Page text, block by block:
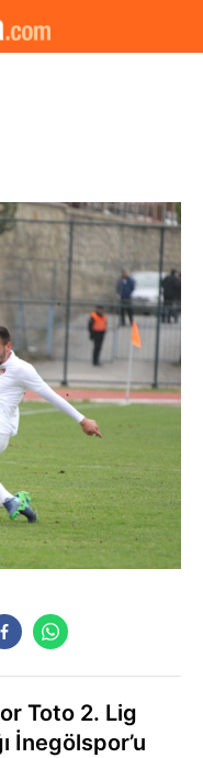
Toto 2. Lig
İnegölspor’u